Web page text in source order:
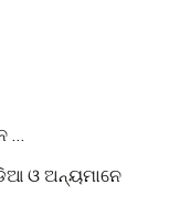
…
ଓ ଅନ୍ୟମାନେ